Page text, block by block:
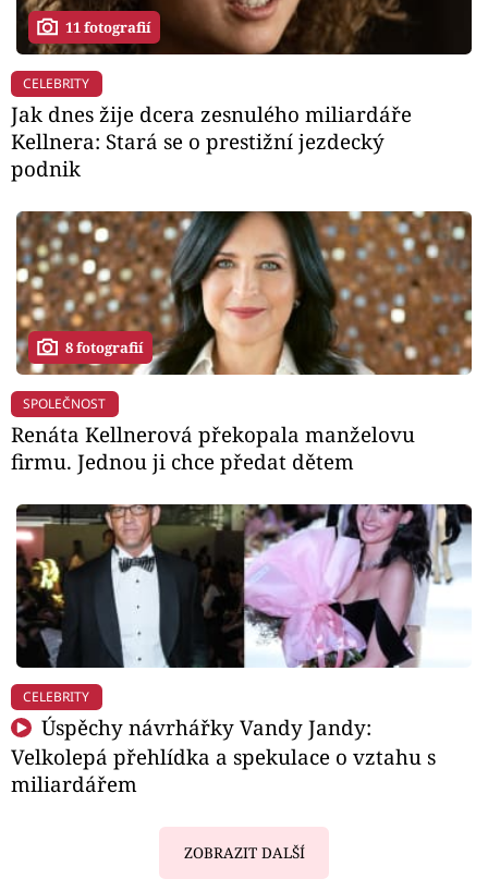
11 fotografií
CELEBRITY
Jak dnes žije dcera zesnulého miliardáře
Kellnera: Stará se o prestižní jezdecký
podnik
8 fotografií
SPOLEČNOST
Renáta Kellnerová překopala manželovu
firmu. Jednou ji chce předat dětem
CELEBRITY
Úspěchy návrhářky Vandy Jandy:
Velkolepá přehlídka a spekulace o vztahu s
miliardářem
ZOBRAZIT DALŠÍ